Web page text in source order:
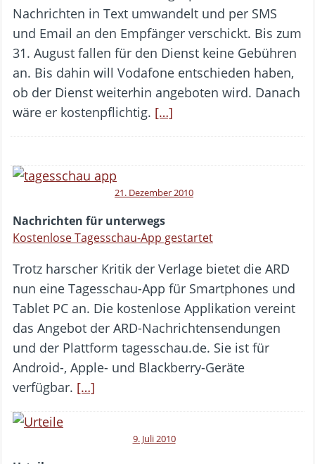
Nachrichten in Text umwandelt und per SMS
und Email an den Empfänger verschickt. Bis zum
31. August fallen für den Dienst keine Gebühren
an. Bis dahin will Vodafone entschieden haben,
ob der Dienst weiterhin angeboten wird. Danach
wäre er kostenpflichtig. […]
21. Dezember 2010
Nachrichten für unterwegs
Kostenlose Tagesschau-App gestartet
Trotz harscher Kritik der Verlage bietet die ARD
nun eine Tagesschau-App für Smartphones und
Tablet PC an. Die kostenlose Applikation vereint
das Angebot der ARD-Nachrichtensendungen
und der Plattform tagesschau.de. Sie ist für
Android-, Apple- und Blackberry-Geräte
verfügbar. […]
9. Juli 2010